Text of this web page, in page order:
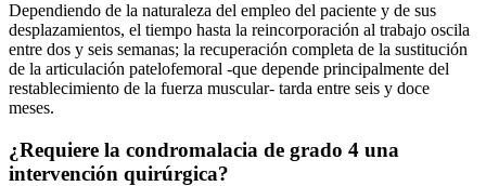
Dependiendo de la naturaleza del empleo del paciente y de sus
desplazamientos, el tiempo hasta la reincorporación al trabajo oscila
entre dos y seis semanas; la recuperación completa de la sustitución
de la articulación patelofemoral -que depende principalmente del
restablecimiento de la fuerza muscular- tarda entre seis y doce
meses.
¿Requiere la condromalacia de grado 4 una
intervención quirúrgica?